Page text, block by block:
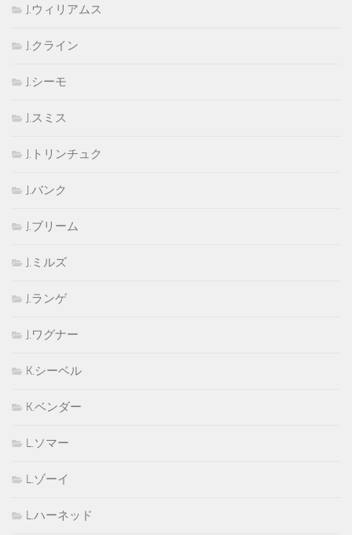
J.ウィリアムス
J.クライン
J.シーモ
J.スミス
J.トリンチュク
J.バンク
J.ブリーム
J.ミルズ
J.ランゲ
J.ワグナー
K.シーベル
K.ベンダー
L.ソマー
L.ゾーイ
L.ハーネッド